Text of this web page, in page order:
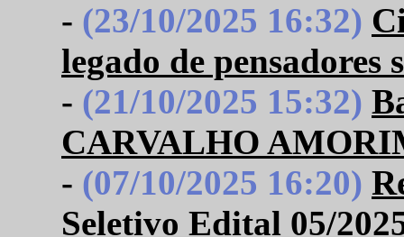
- (23/10/2025 16:32)
legado de pensadores
- (21/10/2025 15:32)
CARVALHO
- (07/10/2025 16:20)
Seletivo Edital 05/